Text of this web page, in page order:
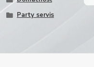
Party servis